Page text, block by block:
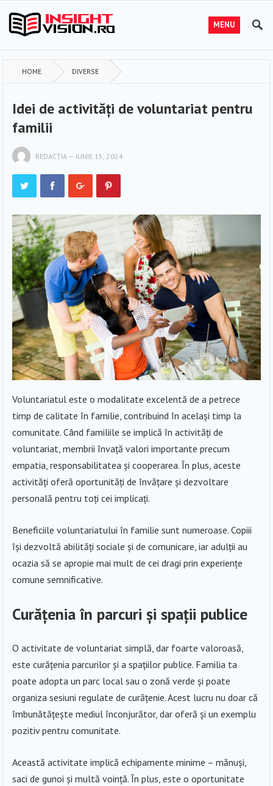
MENU
HOME DIVERSE
Idei de activități de voluntariat pentru
familii
REDACȚIA — IUNIE 15, 2024
Voluntariatul este o modalitate excelentă de a petrece
timp de calitate în familie, contribuind în același timp la
comunitate. Când familiile se implică în activități de
voluntariat, membrii învață valori importante precum
empatia, responsabilitatea și cooperarea. În plus, aceste
activități oferă oportunități de învățare și dezvoltare
personală pentru toți cei implicați.
Beneficiile voluntariatului în familie sunt numeroase. Copiii
își dezvoltă abilități sociale și de comunicare, iar adulții au
ocazia să se apropie mai mult de cei dragi prin experiențe
comune semnificative.
Curățenia în parcuri și spații publice
O activitate de voluntariat simplă, dar foarte valoroasă,
este curățenia parcurilor și a spațiilor publice. Familia ta
poate adopta un parc local sau o zonă verde și poate
organiza sesiuni regulate de curățenie. Acest lucru nu doar că
îmbunătățește mediul înconjurător, dar oferă și un exemplu
pozitiv pentru comunitate.
Această activitate implică echipamente minime – mănuși,
saci de gunoi și multă voință. În plus, este o oportunitate